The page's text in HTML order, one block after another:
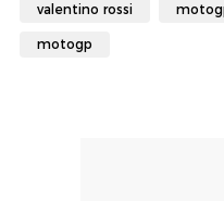
valentino rossi
motogp